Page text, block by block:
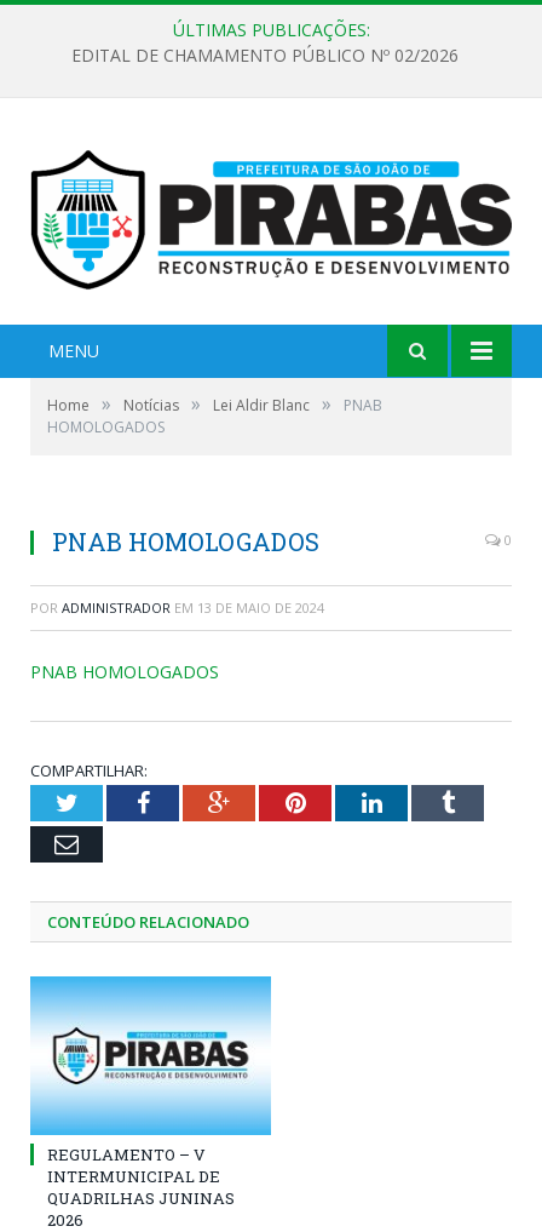
ÚLTIMAS PUBLICAÇÕES:
EDITAL DE CHAMAMENTO PÚBLICO Nº 02/2026
MENU
Home » Notícias » Lei Aldir Blanc »
PNAB
HOMOLOGADOS
PNAB HOMOLOGADOS 0
POR ADMINISTRADOR EM 13 DE MAIO DE 2024
PNAB HOMOLOGADOS
COMPARTILHAR:
TwitterFacebookGoogle+PinterestLinkedInTumblr
Email
CONTEÚDO RELACIONADO
REGULAMENTO – V
INTERMUNICIPAL DE
QUADRILHAS JUNINAS
2026